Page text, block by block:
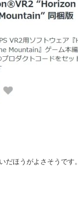
だほうがよさそうです。